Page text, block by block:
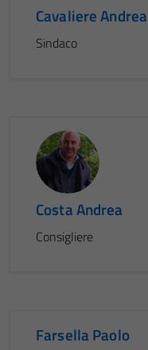
Cavaliere Andrea
Sindaco
Costa Andrea
Consigliere
Farsella Paolo